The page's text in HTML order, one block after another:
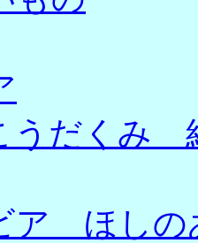
うだくみ
ア ほしの